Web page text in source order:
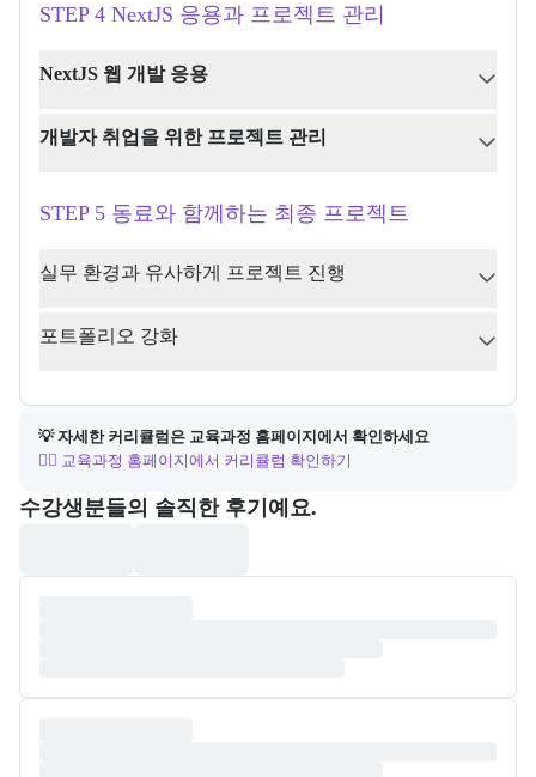
STEP 4 NextJS 응용과 프로젝트 관리
NextJS 웹 개발 응용
개발자 취업을 위한 프로젝트 관리
STEP 5 동료와 함께하는 최종 프로젝트
실무 환경과 유사하게 프로젝트 진행
포트폴리오 강화
💡 자세한 커리큘럼은 교육과정 홈페이지에서 확인하세요
👉🏻 교육과정 홈페이지에서 커리큘럼 확인하기
포폴&후기
수강생분들의 솔직한 후기예요.